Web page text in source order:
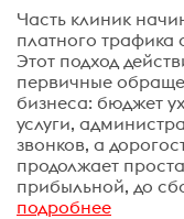
Часть клиник
платного трафика
Этот подход
первичные
бизнеса: бюджет
услуги,
звонков, а
продолжает
прибыльной, до
подробнее